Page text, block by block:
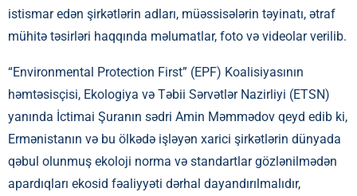
istismar edən şirkətlərin adları, müəssisələrin təyinatı, ətraf
mühitə təsirləri haqqında məlumatlar, foto və videolar verilib.
“Environmental Protection First” (EPF) Koalisiyasının
həmtəsisçisi, Ekologiya və Təbii Sərvətlər Nazirliyi (ETSN)
yanında İctimai Şuranın sədri Amin Məmmədov qeyd edib ki,
Ermənistanın və bu ölkədə işləyən xarici şirkətlərin dünyada
qəbul olunmuş ekoloji norma və standartlar gözlənilmədən
apardıqları ekosid fəaliyyəti dərhal dayandırılmalıdır,